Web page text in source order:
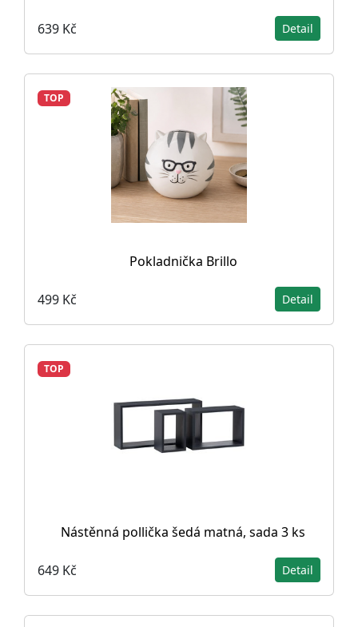
639 Kč Detail
TOP
Pokladnička Brillo
499 Kč Detail
TOP
Nástěnná pollička šedá matná, sada 3 ks
649 Kč Detail